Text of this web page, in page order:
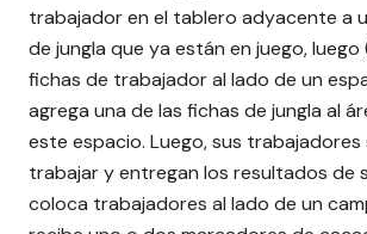
trabajador en el tablero adyacente a
de jungla que ya están en juego, luego
fichas de trabajador al lado de un
agrega una de las fichas de jungla al
este espacio. Luego, sus trabajadores
trabajar y entregan los resultados de
coloca trabajadores al lado de un